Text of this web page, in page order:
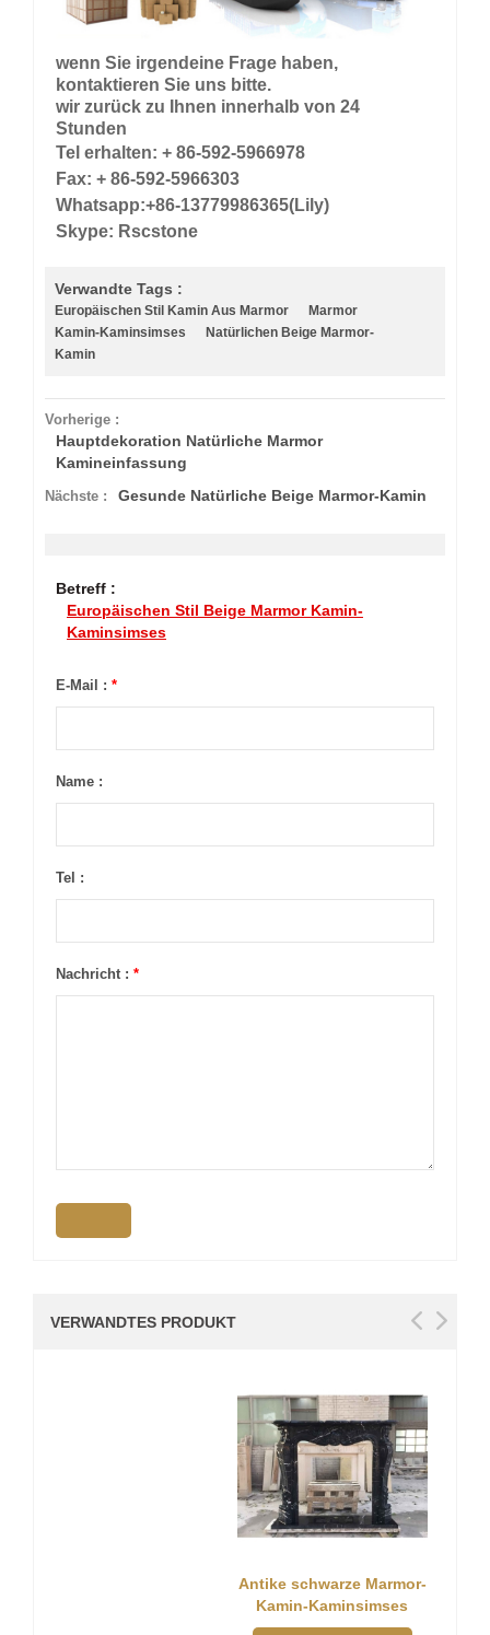
wenn Sie irgendeine Frage haben,
kontaktieren Sie uns bitte.
wir zurück zu Ihnen innerhalb von 24
Stunden
Tel erhalten: + 86-592-5966978
Fax: + 86-592-5966303
Whatsapp:+86-13779986365(Lily)
Skype: Rscstone
Verwandte Tags :
Europäischen Stil Kamin Aus Marmor
Marmor
Kamin-Kaminsimses
Natürlichen Beige Marmor-
Kamin
Vorherige :
Hauptdekoration Natürliche Marmor
Kamineinfassung
Nächste : Gesunde Natürliche Beige Marmor-Kamin
Betreff :
Europäischen Stil Beige Marmor Kamin-
Kaminsimses
E-Mail : *
Name :
Tel :
Nachricht : *
VERWANDTES PRODUKT
Antike schwarze Marmor-
Kamin-Kaminsimses